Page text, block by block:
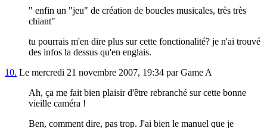
" enfin un "jeu" de création de boucles musicales, très très
chiant"
tu pourrais m'en dire plus sur cette fonctionalité? je n'ai trouvé
des infos la dessus qu'en englais.
10. Le mercredi 21 novembre 2007, 19:34 par Game A
Ah, ça me fait bien plaisir d'être rebranché sur cette bonne
vieille caméra !
Ben, comment dire, pas trop. J'ai bien le manuel que je